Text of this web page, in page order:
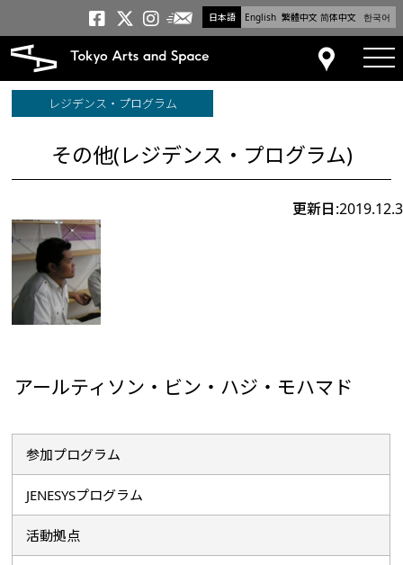
日本語 English 繁體中文 简体中文 한국어
トーキョーアーツアンド
トーキョーアーツアンド
トーキョーアーツア
メールニュース
アクセス
レジデンス・プログラム
その他(レジデンス・プログラム)
更新日:2019.12.3
アールティソン・ビン・ハジ・モハマド
参加プログラム
JENESYSプログラム
活動拠点